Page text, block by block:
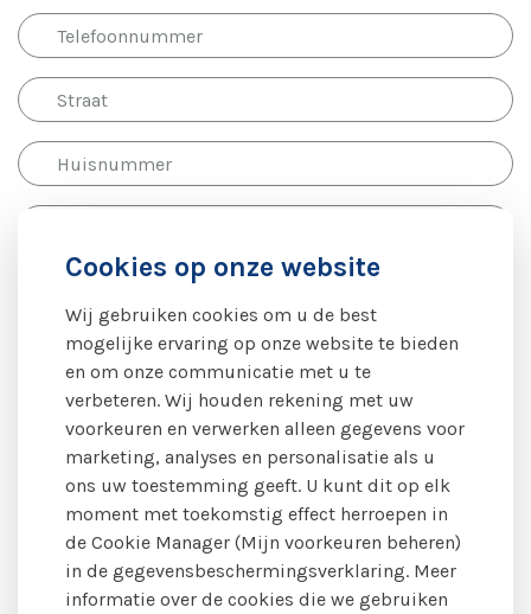
Vragen en/of opmerkingen
Geboortedatum
Ik accepteer deprivacyverklaringvan Mantelzorg
Katwijk.
Cookies op onze website
Wij gebruiken cookies om u de best
mogelijke ervaring op onze website te bieden
en om onze communicatie met u te
verbeteren. Wij houden rekening met uw
voorkeuren en verwerken alleen gegevens voor
marketing, analyses en personalisatie als u
ons uw toestemming geeft. U kunt dit op elk
moment met toekomstig effect herroepen in
de Cookie Manager (Mijn voorkeuren beheren)
in de gegevensbeschermingsverklaring. Meer
informatie over de cookies die we gebruiken